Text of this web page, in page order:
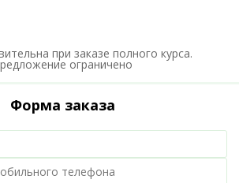
при заказе полного курса.
ограничено
Форма заказа